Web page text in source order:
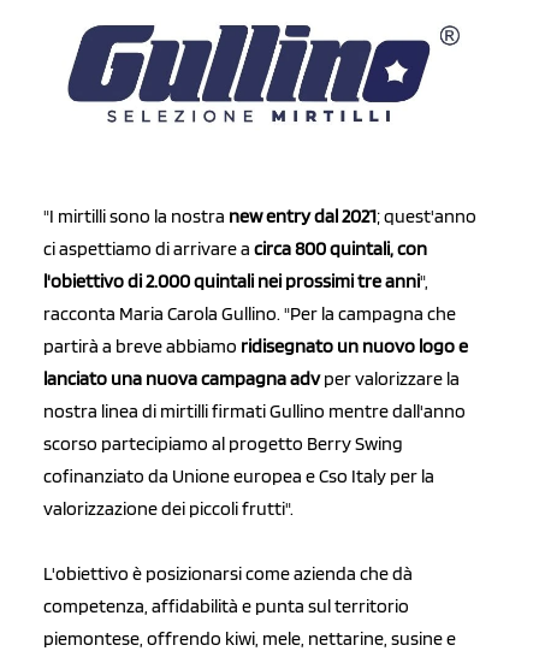
"I mirtilli sono la nostra new entry dal 2021; quest'anno
ci aspettiamo di arrivare a circa 800 quintali, con
l'obiettivo di 2.000 quintali nei prossimi tre anni",
racconta Maria Carola Gullino. "Per la campagna che
partirà a breve abbiamo ridisegnato un nuovo logo e
lanciato una nuova campagna advper valorizzare la
nostra linea di mirtilli firmati Gullino mentre dall'anno
scorso partecipiamo al progetto Berry Swing
cofinanziato da Unione europea e Cso Italy per la
valorizzazione dei piccoli frutti".
L'obiettivo è posizionarsi come azienda che dà
competenza, affidabilità e punta sul territorio
piemontese, offrendo kiwi, mele, nettarine, susine e